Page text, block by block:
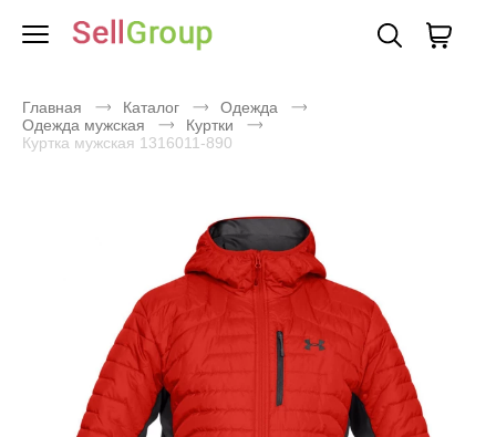
Главная Каталог
Одежда
Одежда мужская
Куртки
Куртка мужская 1316011-890